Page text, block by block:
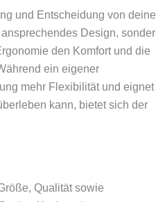
und Entscheidung von
Design,
den Komfort und die
ein eigener
mehr Flexibilität und eignet
kann, bietet sich der
Qualität sowie